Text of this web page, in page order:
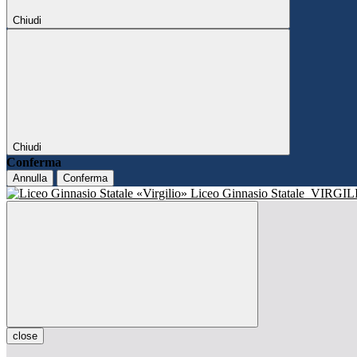
Chiudi
Chiudi
Conferma
Annulla Conferma
Liceo Ginnasio Statale
close